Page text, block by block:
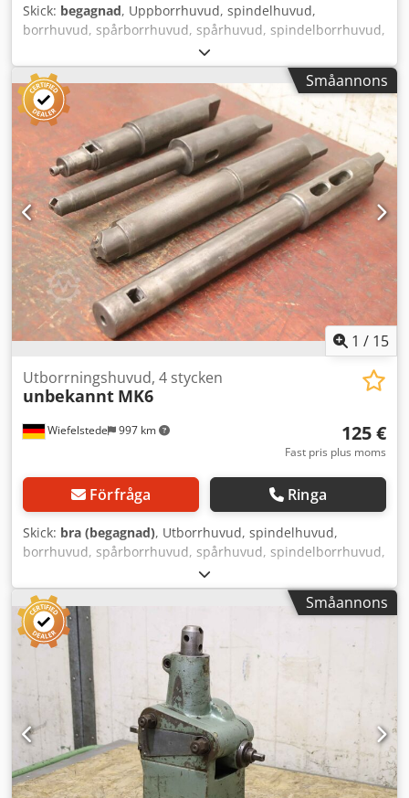
Skick: begagnad, Uppborrhuvud, spindelhuvud,
borrhuvud, spårborrhuvud, spårhuvud, spindelborrhuvud,
urfräsningshuvud, spindelverktyg, plan- och
uppborrhuvud - Uppborrhuvud: Fäste SK50 2 stycken -
Verktygsfäste: se bilder Dsdpfx Aovahczocgjwa -
Axeldimensioner: Ø 35 x 250 mm / Ø 49 x 250 mm -
Pris/leverans: komplett - Transportmått: 410/200/H100 mm
- Vikt totalt: 10,8 kg
Småannons
1 / 15
Wiefelstede 997 km
Utborrningshuvud, 4 stycken
unbekannt MK6
125 €
Fast pris plus moms
Förfråga Ringa
Skick: bra (begagnad), Utborrhuvud, spindelhuvud,
borrhuvud, spårborrhuvud, spårhuvud, spindelborrhuvud,
upprymningshuvud, spindelverktyg, plan- och
utborrhuvud - Utborrhuvud: MK6-fäste, 4 stycken Dodpsxc
Uz Sofx Acgowa - Verktygshållare: 16x16 mm / 11x11 mm,
mått enligt foton - Utlämning/pris: komplett -
Transportmått: 570/270/H65 mm - Vikt totalt: 28,2 kg
Småannons